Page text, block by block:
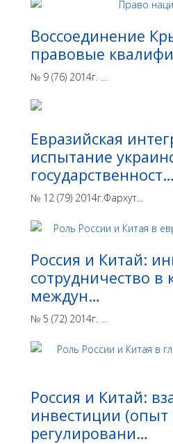
Воссоединение
правовые
№ 9 (76) 2014г. ...
Евразийская
испытание
государственност…
№ 12 (79) 2014г.Фархут...
Россия и Китай:
сотрудничество в
междун…
№ 5 (72) 2014г. ...
Россия и Китай:
инвестиции (опыт
регулировани…